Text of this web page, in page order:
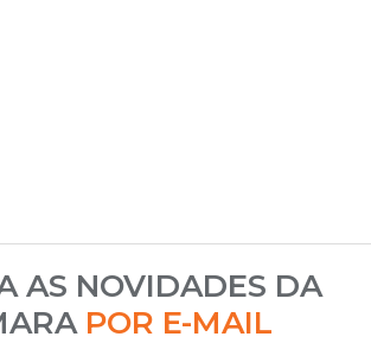
AS NOVIDADES DA
POR E-MAIL